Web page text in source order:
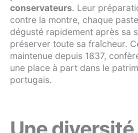
conservateurs. Leur
contre la montre, chaque
dégusté rapidement après sa
préserver toute sa fraîcheur.
maintenue depuis 1837,
une place à part dans le
portugais.